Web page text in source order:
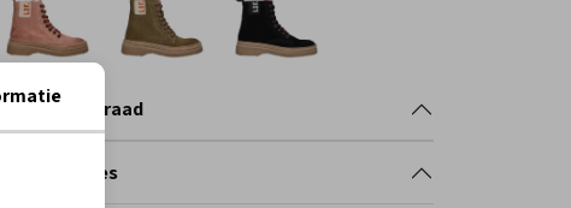
Winkelvoorraad
Specificaties